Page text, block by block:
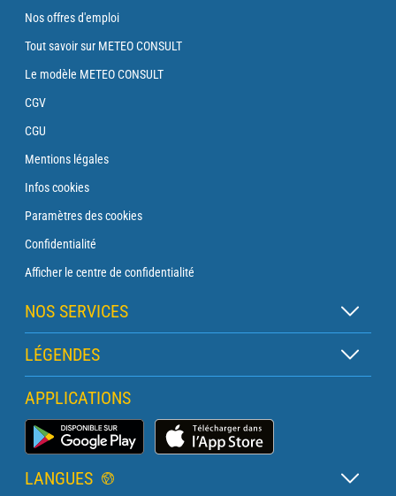
Nos offres d'emploi
Tout savoir sur METEO CONSULT
Le modèle METEO CONSULT
CGV
CGU
Mentions légales
Infos cookies
Paramètres des cookies
Confidentialité
Afficher le centre de confidentialité
NOS SERVICES
Abonnement Zen
Abonnement Balise
Abonnement Traversée
Abonnement Phare
LÉGENDES
Légende des cartes
Légende des pictogrammes
Glossaire
APPLICATIONS
Application Météo Marine
LANGUES